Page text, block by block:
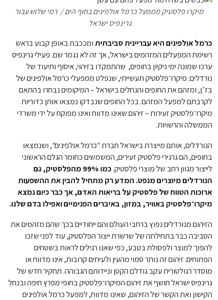
מיקרו פלסטיק ממפעל כרמל אולפינים בחוף הים / רמי שלוש עבור
גרינפיס ישראל
כרמל אולפינים היא עבריינית סביבתיתומככבת באופן קבוע בראש
רשימת המפעלים המזהמים בישראל, אך זה לא נגמר שם. פעילי גרינפיס
ערכו שמונה ימי ניקיון בחופים, שהתמקדו בזיהוי, איסוף ותיעוד של
נורדלים: מיקרו־פלסטיק תעשייתי, שנפלט ממפעלי כרמל אולפינים של
בז״ן, ומזהם את החופים והנחלים בישראל – המיקומים נבחרו בהתאם
לקרבתם למפעל המזהם. בכל החופים שנבדקו נמצאו אותן כדוריות
מיקרו־פלסטיק זעירות – זיהום שאינו מדווח ואינו מפוקח על ידי משרדי
הממשלה והרשויות.
הנורדלים, אותם מייצרת בישראל חברת "כרמל אולפינים", ושנמצאו
בחופים, הם גרגירי פלסטיק זעירים, המשמשים כחומר הגלם הראשוני
לייצור מגוון רחב של מוצרי פלסטיק.
כמו 99% מהפלסטיק, גם
הנורדלים מיוצרים מנפט. המדע רק מתחיל להבין את ההשפעות
ארוכות הטווח של פלסטיק על בריאות האדם, אך כבר כיום נמצא
מיקרו־פלסטיק באוויר, במזון, באיברים הפנימיים ואפילו בדם שלנו.
הזיהום מנורדלים נפוץ ברחבי העולם והם ייחודיים בכך שהם מזהמים את
הסביבה כבר בתחילתה של שרשרת ייצור הפלסטיק, עוד לפני שזכו
להפוך למוצר ולפסולת בטבע, כפי שאנו רגילים לראות בשטחים
הפתוחים. זיהום זה נותר סמוי מהעין ולעיתים קרובות, אינו מדווח או
מוסדר רגולטורית עקב גודלם הקטן וניידותם הגבוהה. תחקיר חדש של
גרינפיס ישראל חושף את זיהום המיקרו־פלסטיק בחופי מפרץ חיפה ובנחל
הקישון ואת הקשר של הזיהום, שאינו מדווח, למפעל כרמל אולפינים